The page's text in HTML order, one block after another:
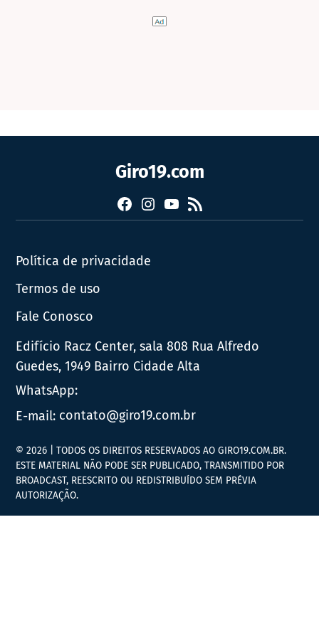
Giro19.com
FacebookInstagram
YouTube
RSS
Política de privacidade
Termos de uso
Fale Conosco
Edifício Racz Center, sala 808 Rua Alfredo
Guedes, 1949 Bairro Cidade Alta
WhatsApp:
E-mail: contato@giro19.com.br
© 2026 | TODOS OS DIREITOS RESERVADOS AO GIRO19.COM.BR.
ESTE MATERIAL NÃO PODE SER PUBLICADO, TRANSMITIDO POR
BROADCAST, REESCRITO OU REDISTRIBUÍDO SEM PRÉVIA
AUTORIZAÇÃO.